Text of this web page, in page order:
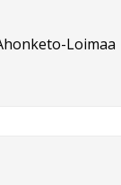
Loimaa